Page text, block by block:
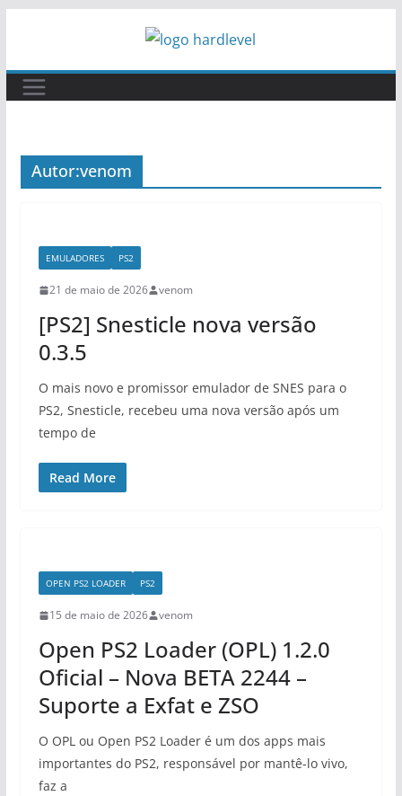
o
conteúdo
Autor:venom
EMULADORES PS2
21 de maio de 2026 venom
[PS2] Snesticle nova versão
0.3.5
O mais novo e promissor emulador de SNES para o
PS2, Snesticle, recebeu uma nova versão após um
tempo de
Read More
OPEN PS2 LOADER PS2
15 de maio de 2026 venom
Open PS2 Loader (OPL) 1.2.0
Oficial – Nova BETA 2244 –
Suporte a Exfat e ZSO
O OPL ou Open PS2 Loader é um dos apps mais
importantes do PS2, responsável por mantê-lo vivo,
faz a